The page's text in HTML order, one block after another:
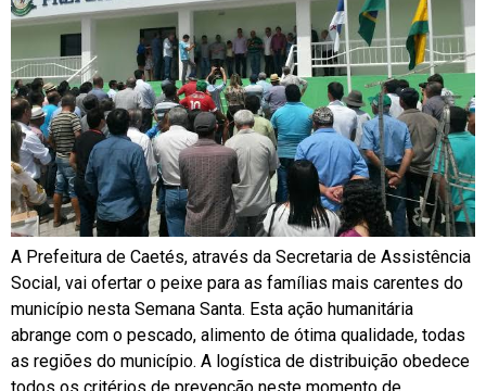
A Prefeitura de Caetés, através da Secretaria de Assistência
Social, vai ofertar o peixe para as famílias mais carentes do
município nesta Semana Santa. Esta ação humanitária
abrange com o pescado, alimento de ótima qualidade, todas
as regiões do município. A logística de distribuição obedece
todos os critérios de prevenção neste momento de